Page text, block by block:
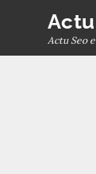
content
Actu Seo